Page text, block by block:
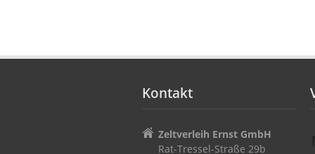
Kontakt
Zeltverleih Ernst GmbH
Rat-Tressel-Straße 29b